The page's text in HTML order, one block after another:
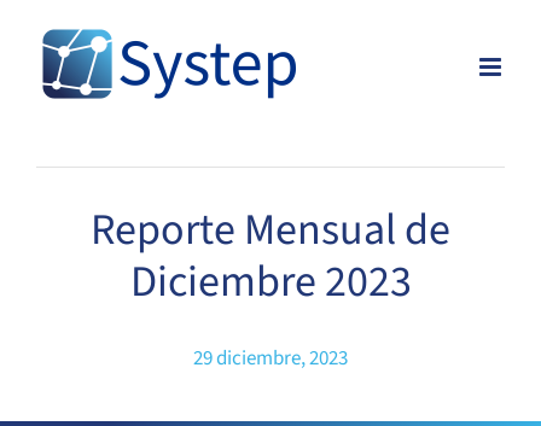
content
Reporte Mensual de
Diciembre 2023
29 diciembre, 2023